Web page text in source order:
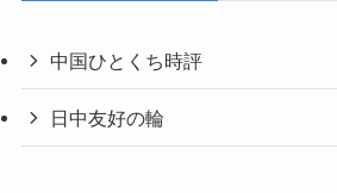
中国ひとくち時評
日中友好の輪